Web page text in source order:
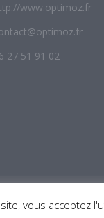
www.optimoz.fr
27 51 91 02
© 2020 / Tous droits
vous acceptez